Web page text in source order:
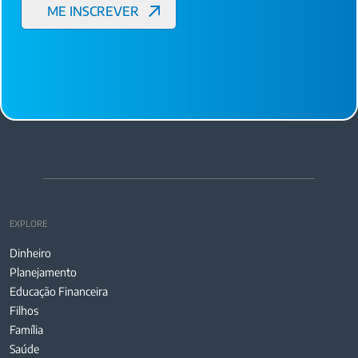
EXPLORE
Dinheiro
Planejamento
Educação Financeira
Filhos
Família
Saúde